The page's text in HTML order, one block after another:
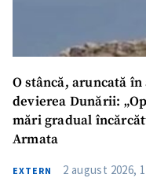
O stâncă, aruncată
devierea Dunării:
mări gradual
Armata
EXTERN 2 august 2026,
Telefon
+ Telefon
Am citit și
acord cu